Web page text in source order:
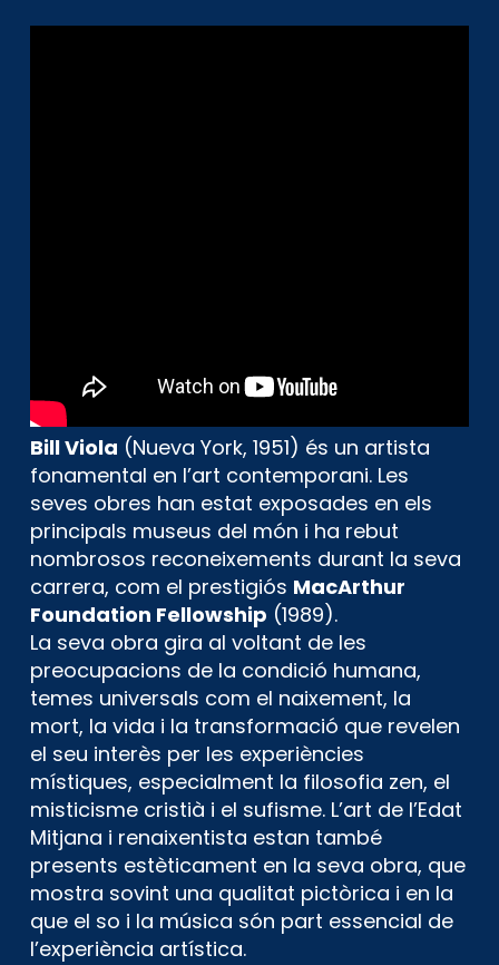
Bill Viola (Nueva York, 1951) és un artista
fonamental en l’art contemporani. Les
seves obres han estat exposades en els
principals museus del món i ha rebut
nombrosos reconeixements durant la seva
carrera, com el prestigiós MacArthur
Foundation Fellowship (1989).
La seva obra gira al voltant de les
preocupacions de la condició humana,
temes universals com el naixement, la
mort, la vida i la transformació que revelen
el seu interès per les experiències
místiques, especialment la filosofia zen, el
misticisme cristià i el sufisme. L’art de l’Edat
Mitjana i renaixentista estan també
presents estèticament en la seva obra, que
mostra sovint una qualitat pictòrica i en la
que el so i la música són part essencial de
l’experiència artística.